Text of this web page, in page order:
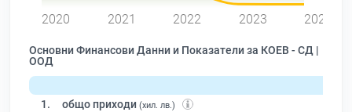
2020 2021 2022 2023 2024
Основни Финансови Данни и Показатели за КОЕВ - СД |
ООД
1. общо приходи (хил. лв.)